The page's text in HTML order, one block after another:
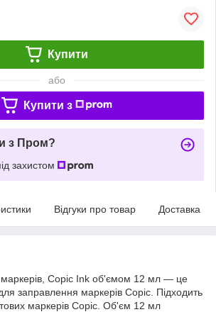
Купити
або
Купити з
з Пром?
захистом
Відгуки про товар Доставка
Copic Ink об'ємом 12 мл — це
заправлення маркерів Copic. Підходить
маркерів Copic. Об'єм 12 мл